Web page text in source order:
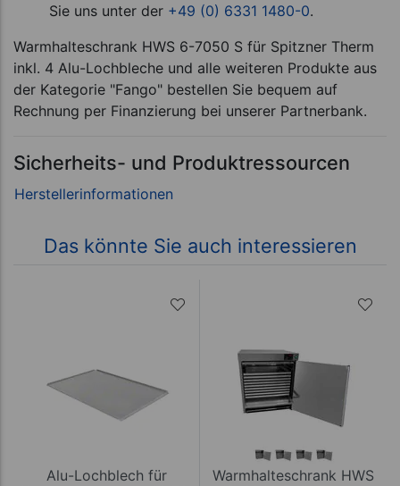
Sie uns unter der +49 (0) 6331 1480-0.
Warmhalteschrank HWS 6-7050 S für Spitzner Therm
inkl. 4 Alu-Lochbleche und alle weiteren Produkte aus
der Kategorie "Fango" bestellen Sie bequem auf
Rechnung per Finanzierung bei unserer Partnerbank.
Sicherheits- und Produktressourcen
Das könnte Sie auch interessieren
Alu-Lochblech für
Warmhalteschrank HWS